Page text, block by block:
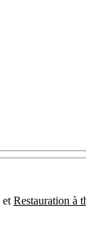
et Restauration à